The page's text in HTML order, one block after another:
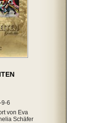
6
von Eva
Schäfer